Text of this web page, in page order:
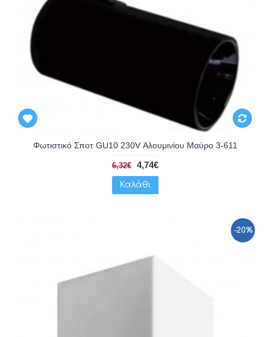
Φωτιστικό Σποτ GU10 230V Αλουμινίου Μαύρο 3-611
6,32€ 4,74€
Καλάθι
-20%